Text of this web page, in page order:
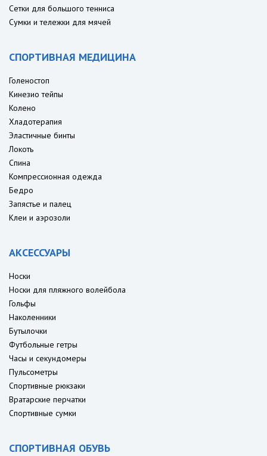
Сетки для большого тенниса
Сумки и тележки для мячей
СПОРТИВНАЯ МЕДИЦИНА
Голеностоп
Кинезио тейпы
Колено
Хладотерапия
Эластичные бинты
Локоть
Спина
Компрессионная одежда
Бедро
Запястье и палец
Клеи и аэрозоли
АКСЕССУАРЫ
Носки
Носки для пляжного волейбола
Гольфы
Наколенники
Бутылочки
Футбольные гетры
Часы и секундомеры
Пульсометры
Спортивные рюкзаки
Вратарские перчатки
Спортивные сумки
СПОРТИВНАЯ ОБУВЬ